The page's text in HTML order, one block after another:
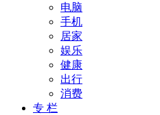
电脑
手机
居家
娱乐
健康
出行
消费
专 栏